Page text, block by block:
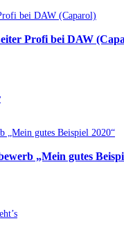
Profi bei DAW
„Mein gutes